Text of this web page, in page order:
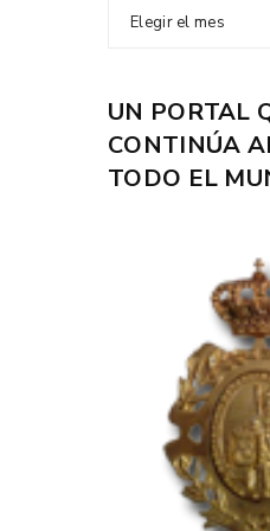
Elegir el mes
UN PORTAL
CONTINÚA
TODO EL